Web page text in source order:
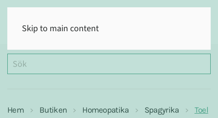
Skip to main content
Hem Butiken Homeopatika Spagyrika
Toel